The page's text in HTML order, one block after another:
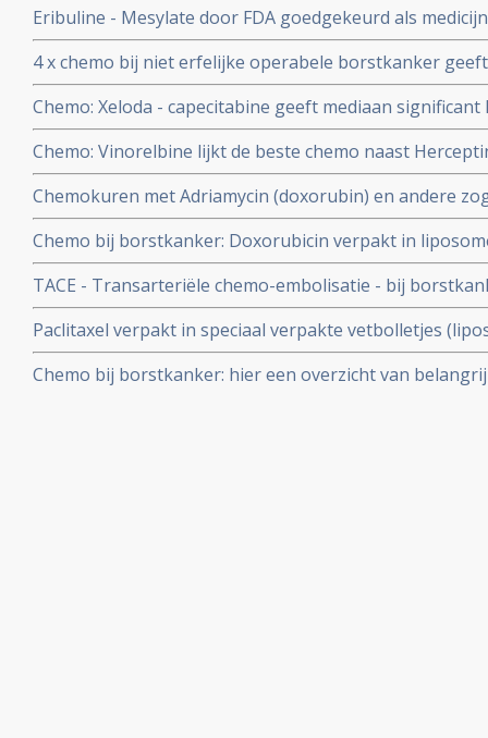
Eribuline - Mesylate door FDA goedgekeurd als
geeft 2 1/2 maand extra mediane overlevingstijd
4 x chemo bij niet erfelijke operabele borstkanker
procent - en ziektevrije tijd 90 procent dan 6 x chemo
Chemo: Xeloda - capecitabine geeft mediaan
minder bijwerkingen bij gevorderde borstkanker dan
methotrexate en fluorouracil
Chemo: Vinorelbine lijkt de beste chemo naast
Neu positieve expressie. Vinorelbine geeft minder
Chemokuren met Adriamycin (doxorubin) en andere
(epirubicine en idarubicin) voor borstkankerpatienten
20%) een positief effect. NCI raadt chemo
Chemo bij borstkanker: Doxorubicin verpakt in
beter effect maar met beduidend minder bijwerkingen
borstkankerpatienten.
TACE - Transarteriële chemo-embolisatie - bij
leveruitzaaiïngen verlengt het leven van deze
Paclitaxel verpakt in speciaal verpakte vetbolletjes
significant langere ziektevrije tijd en minder
borstkanker.
Chemo bij borstkanker: hier een overzicht van